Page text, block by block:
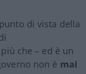
di vista della
che – ed è un
non è mai